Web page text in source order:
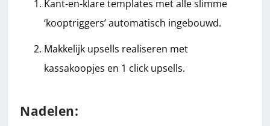
Kant-en-klare templates met alle slimme
‘kooptriggers’ automatisch ingebouwd.
Makkelijk upsells realiseren met
kassakoopjes en 1 click upsells.
Nadelen: